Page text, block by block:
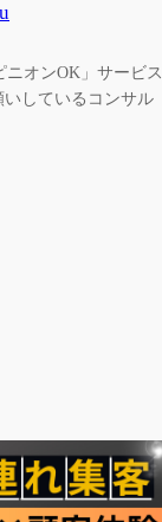
オンOK」サービス
しているコンサル